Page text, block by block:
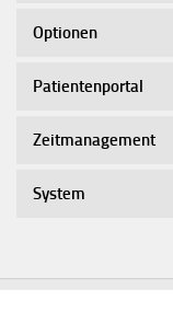
Optionen
Patientenportal
Zeitmanagement
System